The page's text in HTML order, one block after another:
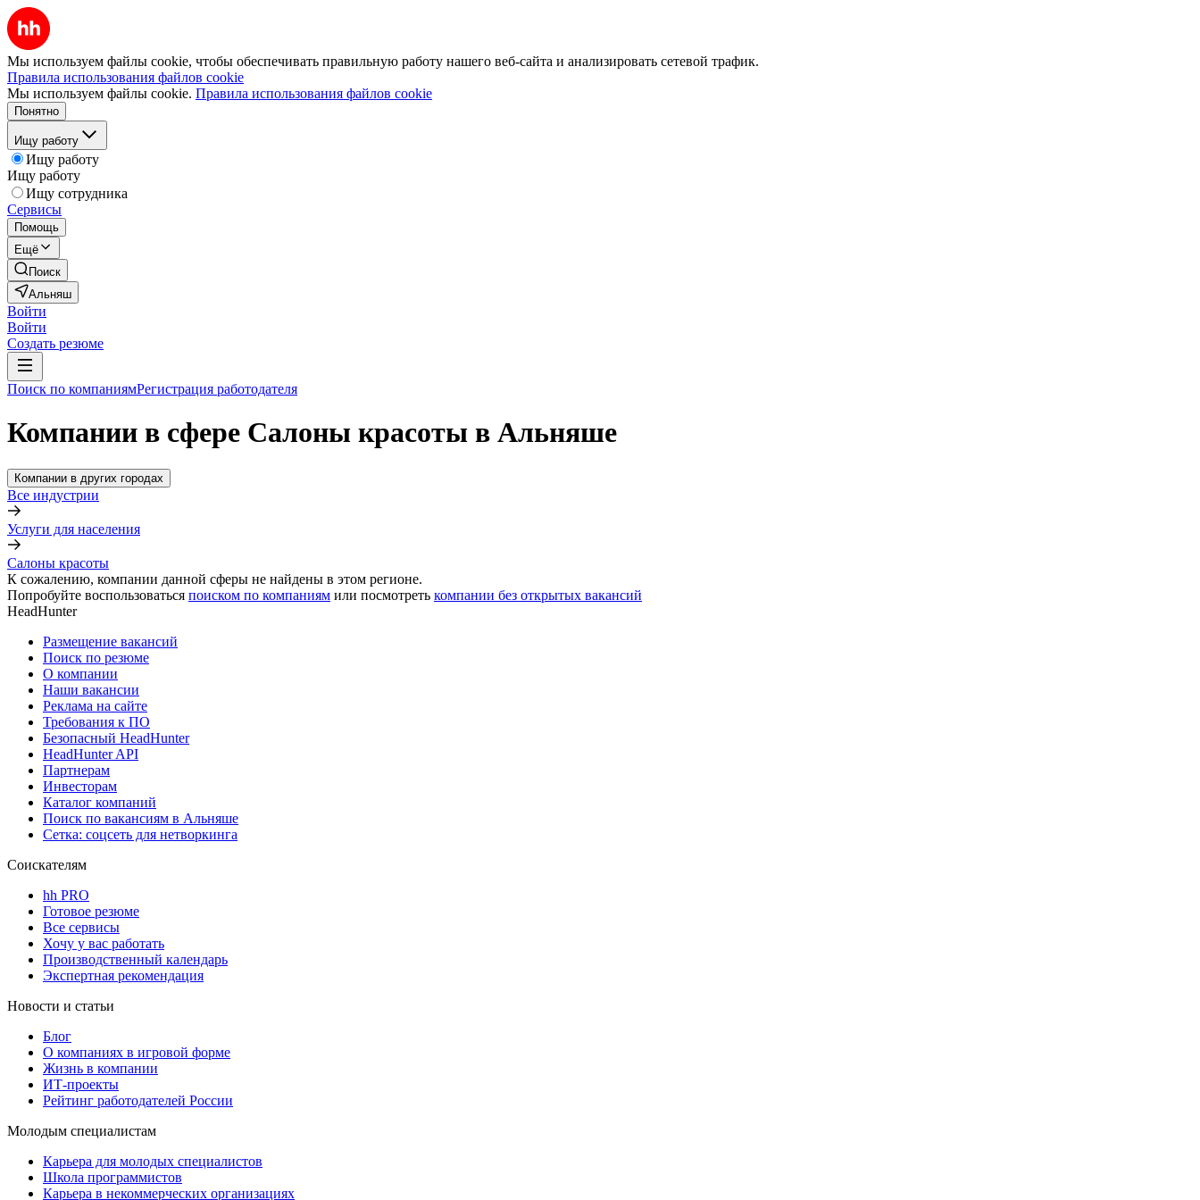
Мы используем файлы cookie, чтобы обеспечивать правильную работу нашего веб-сайта и анализировать сетевой трафик.
Правила использования файлов cookie
Мы используем файлы cookie. Правила использования файлов cookie
Понятно
Ищу работу
Ищу работу
Ищу работу
Ищу сотрудника
Сервисы
Помощь
Ещё
Поиск
Альняш
Войти
Войти
Создать резюме
Поиск по компаниямРегистрация работодателя
Компании в сфере Салоны красоты в Альняше
Компании в других городах
Все индустрии
Услуги для населения
Салоны красоты
К сожалению, компании данной сферы не найдены в этом регионе.
Попробуйте воспользоваться поиском по компаниям или посмотреть компании без открытых вакансий
HeadHunter
Размещение вакансий
Поиск по резюме
О компании
Наши вакансии
Реклама на сайте
Требования к ПО
Безопасный HeadHunter
HeadHunter API
Партнерам
Инвесторам
Каталог компаний
Поиск по вакансиям в Альняше
Сетка: соцсеть для нетворкинга
Соискателям
hh PRO
Готовое резюме
Все сервисы
Хочу у вас работать
Производственный календарь
Экспертная рекомендация
Новости и статьи
Блог
О компаниях в игровой форме
Жизнь в компании
ИТ-проекты
Рейтинг работодателей России
Молодым специалистам
Карьера для молодых специалистов
Школа программистов
Карьера в некоммерческих организациях